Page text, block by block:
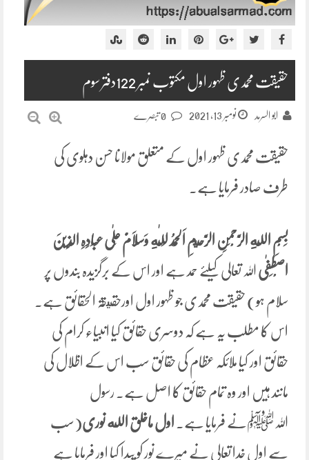
حقیقت محمدی ظہور اول مکتوب نمبر 122دفتر سوم
ابو السرمد نومبر 13, 2021
حقیقت محمدی ظہور اول کے متعلق مولانا حسن دہلوی کی
طرف صادر فرمایا ہے۔
بِسْمِ اللَّهِ الرَّحْمَنِ الرَّحِيمِ اَلْحَمْدُ لِلّٰهِ وَسَلَامٌ عَلٰی عِبَادِہِ الَّذِیْنَ
اصْطَفٰی اللہ تعالی کیلئے حمد ہے اور اس کے برگزیدہ بندوں پر
سلام ہو) حقیقت محمدی جو ظہور اول اورحقيقۃ الحقائق ہے۔
اس کا مطلب یہ ہے کہ دوسری حقائق کیا انبیاء کرام کی
حقائق اور کیا ملائکہ عظام کی حقائق سب اس کے اظلال کی
مانند ہیں اور وہ تمام حقائق کا اصل ہے۔ رسول
اللہﷺنے فرمایا ہے۔ اول ماخلق اللهنوری(سب
سے اول خدا تعالی نے میرے نور کو پیدا کیا اور فرمایا ہے